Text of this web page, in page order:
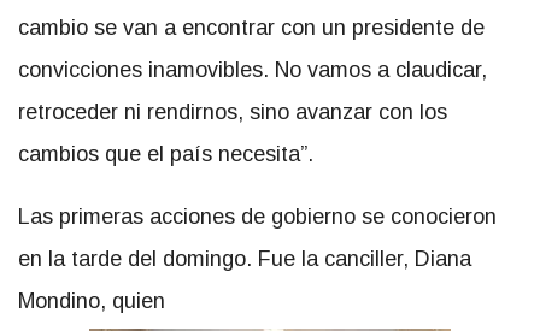
cambio se van a encontrar con un presidente de
convicciones inamovibles. No vamos a claudicar,
retroceder ni rendirnos, sino avanzar con los
cambios que el país necesita”.
Las primeras acciones de gobierno se conocieron
en la tarde del domingo. Fue la canciller, Diana
Mondino, quien